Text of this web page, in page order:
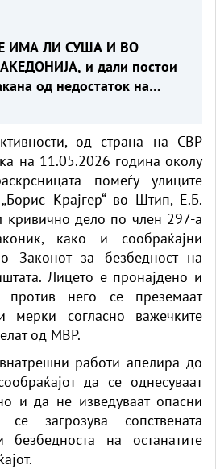
ИМА ЛИ СУША И ВО
и дали постои
од недостаток на
од страна на СВР
на 11.05.2026 година околу
помеѓу улиците
Крајгер“ во Штип, Е.Б.
дело по член 297-а
како и сообраќајни
Законот за безбедност на
Лицето е пронајдено и
против него се преземаат
мерки согласно важечките
од МВР.
работи апелира до
да се однесуваат
и да не изведуваат опасни
загрозува сопствената
безбедноста на останатите